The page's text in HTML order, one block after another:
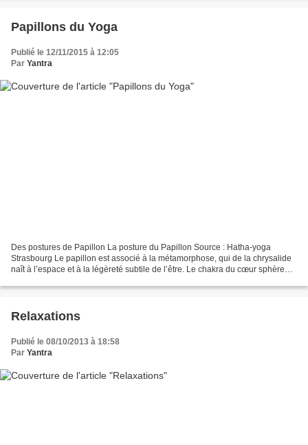
Papillons du Yoga
Publié le 12/11/2015 à 12:05
Par Yantra
Des postures de Papillon La posture du Papillon Source : Hatha-yoga
Strasbourg Le papillon est associé à la métamorphose, qui de la chrysalide
naît à l’espace et à la légèreté subtile de l’être. Le chakra du cœur sphère
Relaxations
Publié le 08/10/2013 à 18:58
Par Yantra